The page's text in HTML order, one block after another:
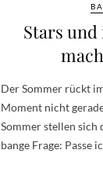
Stars
Der Sommer rückt
Moment nicht
Sommer stellen sich
bange Frage: Passe